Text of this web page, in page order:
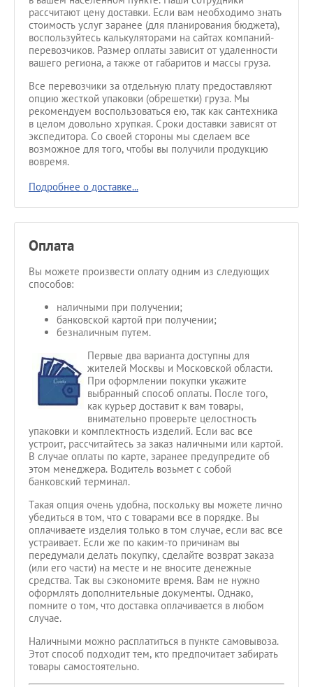
рассчитают цену доставки. Если вам необходимо знать
стоимость услуг заранее (для планирования бюджета),
воспользуйтесь калькуляторами на сайтах компаний-
перевозчиков. Размер оплаты зависит от удаленности
вашего региона, а также от габаритов и массы груза.
Все перевозчики за отдельную плату предоставляют
опцию жесткой упаковки (обрешетки) груза. Мы
рекомендуем воспользоваться ею, так как сантехника
в целом довольно хрупкая. Сроки доставки зависят от
экспедитора. Со своей стороны мы сделаем все
возможное для того, чтобы вы получили продукцию
вовремя.
Подробнее о доставке...
Оплата
Вы можете произвести оплату одним из следующих
способов:
наличными при получении;
банковской картой при получении;
безналичным путем.
Первые два варианта доступны для
жителей Москвы и Московской области.
При оформлении покупки укажите
выбранный способ оплаты. После того,
как курьер доставит к вам товары,
внимательно проверьте целостность
упаковки и комплектность изделий. Если вас все
устроит, рассчитайтесь за заказ наличными или картой.
В случае оплаты по карте, заранее предупредите об
этом менеджера. Водитель возьмет с собой
банковский терминал.
Такая опция очень удобна, поскольку вы можете лично
убедиться в том, что с товарами все в порядке. Вы
оплачиваете изделия только в том случае, если вас все
устраивает. Если же по каким-то причинам вы
передумали делать покупку, сделайте возврат заказа
(или его части) на месте и не вносите денежные
средства. Так вы сэкономите время. Вам не нужно
оформлять дополнительные документы. Однако,
помните о том, что доставка оплачивается в любом
случае.
Наличными можно расплатиться в пункте самовывоза.
Этот способ подходит тем, кто предпочитает забирать
товары самостоятельно.